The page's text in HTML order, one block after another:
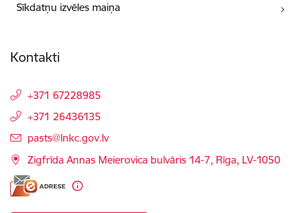
Sīkdatņu izvēles maiņa
Kontakti
+371 67228985
+371 26436135
E-pasts:
pasts@lnkc.gov.lv
Zigfrīda Annas Meierovica bulvāris 14-7, Rīga, LV-1050